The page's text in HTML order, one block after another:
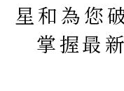
星和為您
掌握最